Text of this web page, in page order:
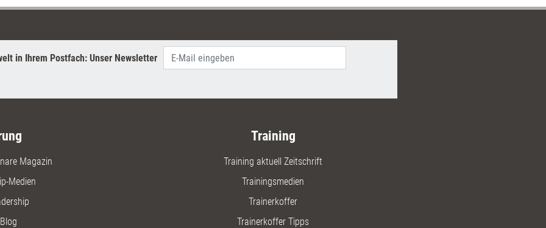
Nancy Kline ihr Konzept
in Ihrem Postfach: Unser Newsletter
Magazin
Medien
Training
Training aktuell Zeitschrift
Trainingsmedien
Trainerkoffer
Trainerkoffer Tipps